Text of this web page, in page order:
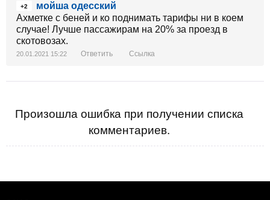
+2
мойша одесский
Ахметке с беней и ко поднимать тарифы ни в коем
случае! Лучше пассажирам на 20% за проезд в
скотовозах.
20.01.2021 15:22 Ответить Ссылка
Произошла ошибка при получении списка
комментариев.